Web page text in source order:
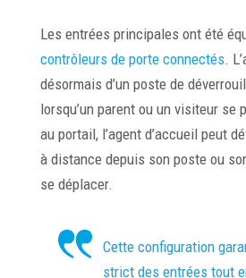
Les entrées principales ont été
contrôleurs de porte connectés .
désormais d’un poste de
lorsqu’un parent ou un visiteur se
au portail, l’agent d’accueil peut
à distance depuis son poste ou
se déplacer.
Cette configuration
strict des entrées tout